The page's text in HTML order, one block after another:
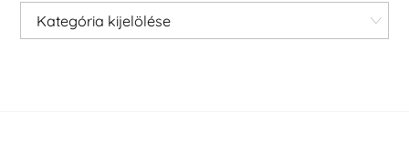
Kategóriák